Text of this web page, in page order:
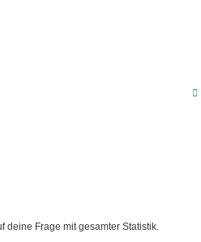
deine Frage mit gesamter Statistik.